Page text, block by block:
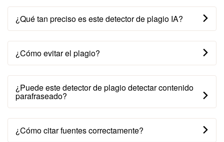
¿Qué tan preciso es este detector de plagio IA?
¿Cómo evitar el plagio?
¿Puede este detector de plagio detectar contenido
parafraseado?
¿Cómo citar fuentes correctamente?